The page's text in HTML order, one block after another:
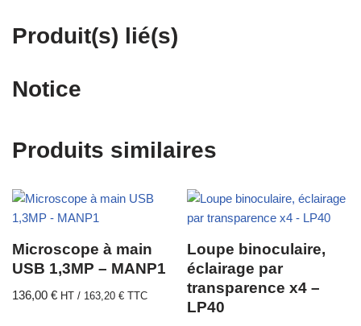
Produit(s) lié(s)
Notice
Produits similaires
Microscope à main
USB 1,3MP – MANP1
136,00 € HT / 163,20 € TTC
Loupe binoculaire,
éclairage par
transparence x4 –
LP40